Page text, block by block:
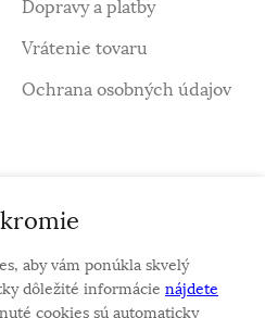
Dopravy a platby
Vrátenie tovaru
Ochrana osobných údajov
O nás
aby vám ponúkla skvelý
dôležité informácie nájdete
cookies sú automaticky